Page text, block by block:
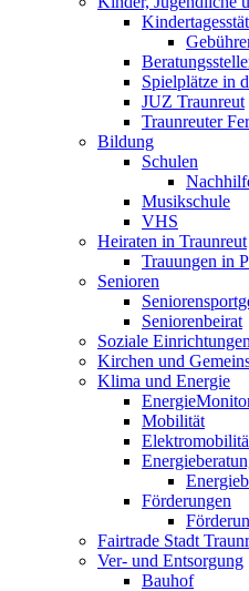
Spielplätze in
JUZ Traunreut
Traunreuter
Bildung
Schulen
Musikschule
VHS
Heiraten in Traunreut
Trauungen in
Senioren
Seniorenbeirat
Soziale Einrichtungen
Kirchen und
Klima und Energie
Mobilität
Förderungen
Fairtrade Stadt
Ver- und Entsorgung
Bauhof